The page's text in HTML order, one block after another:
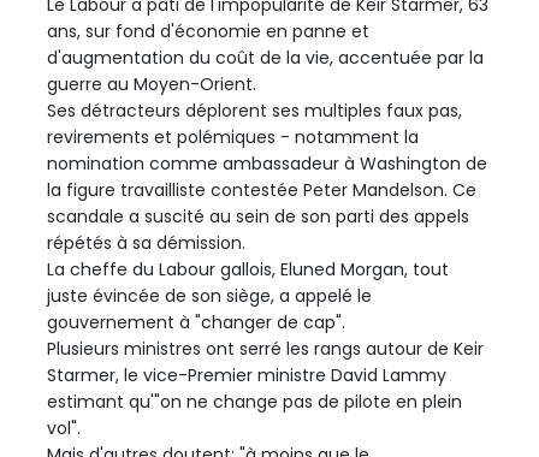
ans, sur fond d'économie en panne et
d'augmentation du coût de la vie, accentuée par la
guerre au Moyen-Orient.
Ses détracteurs déplorent ses multiples faux pas,
revirements et polémiques - notamment la
nomination comme ambassadeur à Washington de
la figure travailliste contestée Peter Mandelson. Ce
scandale a suscité au sein de son parti des appels
répétés à sa démission.
La cheffe du Labour gallois, Eluned Morgan, tout
juste évincée de son siège, a appelé le
gouvernement à "changer de cap".
Plusieurs ministres ont serré les rangs autour de Keir
Starmer, le vice-Premier ministre David Lammy
estimant qu'"on ne change pas de pilote en plein
vol".